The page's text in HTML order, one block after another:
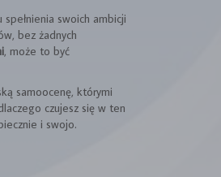
swoich ambicji
bez żadnych
, może to być
samoocenę, którymi
czujesz się w ten
i swojo.